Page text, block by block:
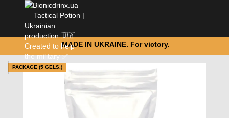
MADE IN UKRAINE. For victory.
PACKAGE (5 GELS.)